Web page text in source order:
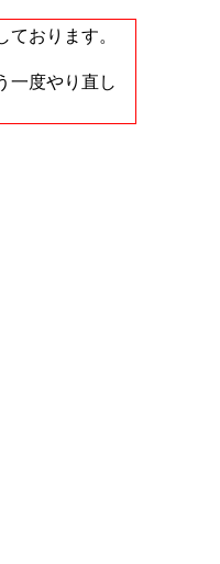
おります。
一度やり直し